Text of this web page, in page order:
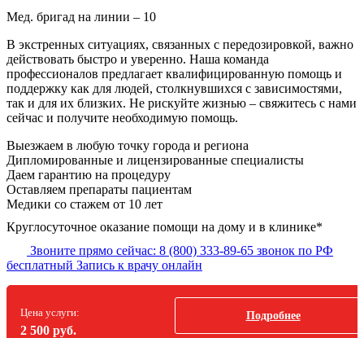
Мед. бригад на линии – 10
В экстренных ситуациях, связанных с передозировкой, важно
действовать быстро и уверенно. Наша команда
профессионалов предлагает квалифицированную помощь и
поддержку как для людей, столкнувшихся с зависимостями,
так и для их близких. Не рискуйте жизнью – свяжитесь с нами
сейчас и получите необходимую помощь.
Выезжаем в любую точку города и региона
Дипломированные и лицензированные специалисты
Даем гарантию на процедуру
Оставляем препараты пациентам
Медики со стажем от 10 лет
Круглосуточное оказание помощи на дому и в клинике*
Звоните прямо сейчас: 8 (800) 333-89-65 звонок по РФ
бесплатный Запись к врачу онлайн
Цена услуги:
2 500 руб.
Подробнее